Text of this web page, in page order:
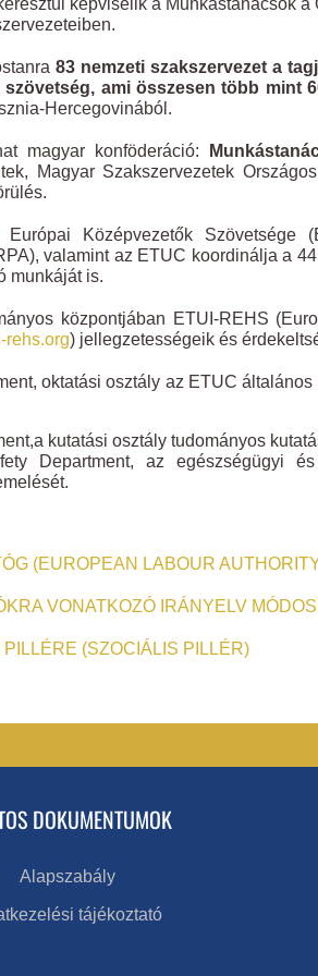
képviselik a Munkástanácsok
83 nemzeti szakszervezet a
szövetség, ami összesen több mint
Hercegovinából.
magyar konföderáció:
Magyar Szakszervezetek
Középvezetők Szövetsége
valamint az ETUC koordinálja a
munkáját is.
központjában ETUI-REHS
rehs.org) jellegzetességeik és
oktatási osztály az ETUC
kutatási osztály tudományos
Department, az egészségügyi
(EUROPEAN LABOUR
VONATKOZÓ IRÁNYELV
(SZOCIÁLIS PILLÉR)
DOKUMENTUMOK
Alapszabály
tájékoztató